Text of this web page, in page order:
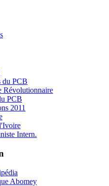
du PCB
Révolutionnaire
PCB
2011
Intern.
Abomey